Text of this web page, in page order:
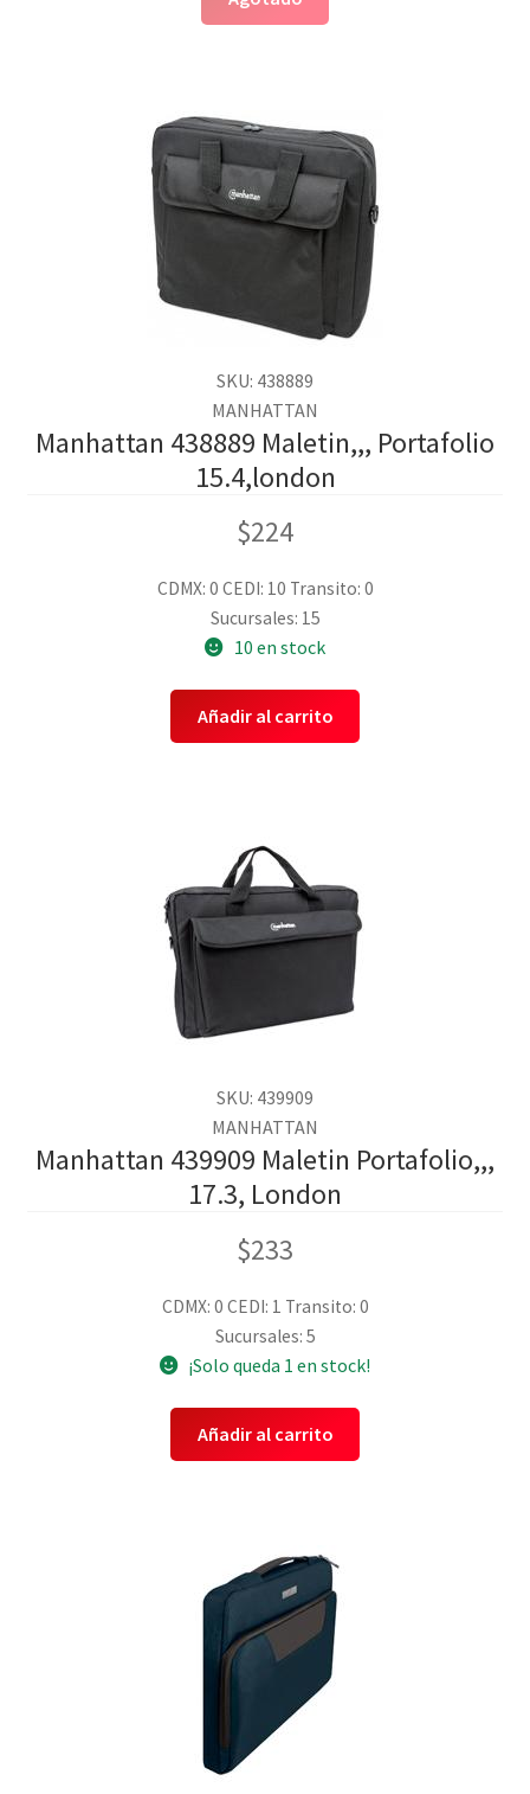
SKU: 438889
MANHATTAN
Manhattan 438889 Maletin,,, Portafolio
15.4,london
$224
CDMX: 0 CEDI: 10 Transito: 0
Sucursales: 15
10 en stock
Añadir al carrito
SKU: 439909
MANHATTAN
Manhattan 439909 Maletin Portafolio,,,
17.3, London
$233
CDMX: 0 CEDI: 1 Transito: 0
Sucursales: 5
¡Solo queda 1 en stock!
Añadir al carrito